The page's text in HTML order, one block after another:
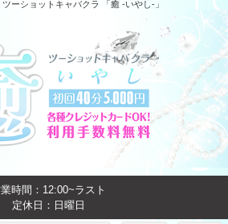
ーショットキャバクラ 「癒 -いやし‐」
時間：12:00~ラスト
定休日：日曜日